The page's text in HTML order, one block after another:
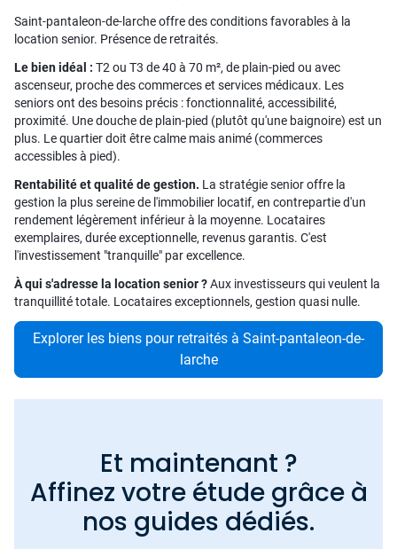
Saint-pantaleon-de-larche offre des conditions favorables à la
location senior. Présence de retraités.
Le bien idéal : T2 ou T3 de 40 à 70 m², de plain-pied ou avec
ascenseur, proche des commerces et services médicaux. Les
seniors ont des besoins précis : fonctionnalité, accessibilité,
proximité. Une douche de plain-pied (plutôt qu'une baignoire) est un
plus. Le quartier doit être calme mais animé (commerces
accessibles à pied).
Rentabilité et qualité de gestion. La stratégie senior offre la
gestion la plus sereine de l'immobilier locatif, en contrepartie d'un
rendement légèrement inférieur à la moyenne. Locataires
exemplaires, durée exceptionnelle, revenus garantis. C'est
l'investissement "tranquille" par excellence.
À qui s'adresse la location senior ?Aux investisseurs qui veulent la
tranquillité totale. Locataires exceptionnels, gestion quasi nulle.
Explorer les biens pour retraités à Saint-pantaleon-de-
larche
Et maintenant ?
Affinez votre étude grâce à
nos guides dédiés.